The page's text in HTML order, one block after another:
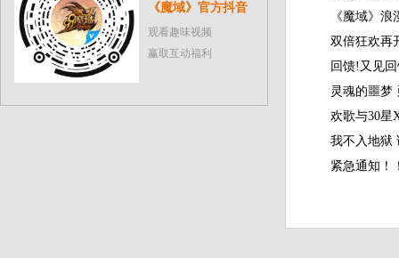
《魔域》官方抖音
观看趣味视频
赢取互动福利
《魔域》
双倍狂欢再
回馈!又见
灵魂的噩梦
欢歌与30星
我不入地狱
紧急通知！